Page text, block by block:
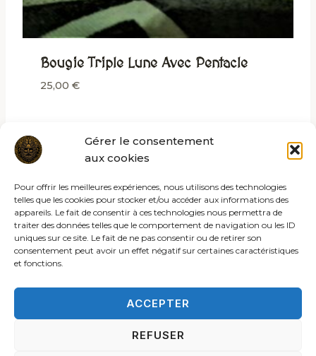
Gérer le consentement
aux cookies
Pour offrir les meilleures expériences, nous utilisons des technologies
telles que les cookies pour stocker et/ou accéder aux informations des
appareils. Le fait de consentir à ces technologies nous permettra de
traiter des données telles que le comportement de navigation ou les ID
uniques sur ce site. Le fait de ne pas consentir ou de retirer son
consentement peut avoir un effet négatif sur certaines caractéristiques
et fonctions.
ACCEPTER
REFUSER
Bougie Triple Lune Avec Pentacle
25,00 €
© 2026 Les rites de la sybille